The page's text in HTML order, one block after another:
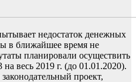
недостаток денежных
в ближайшее время не
планировали осуществить
весь 2019 г. (до 01.01.2020).
проект,